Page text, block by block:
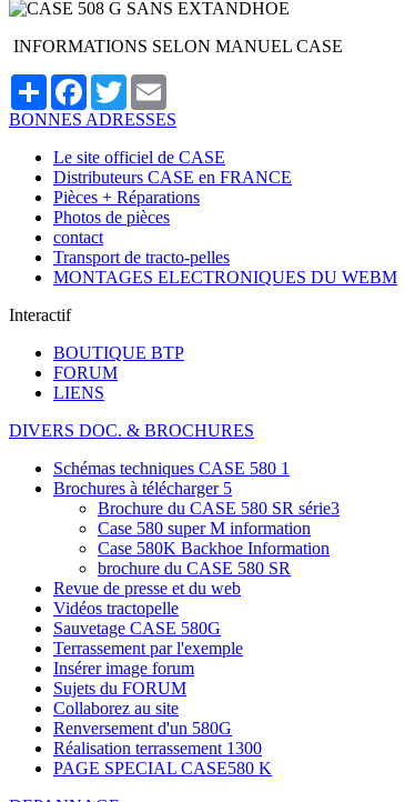
INFORMATIONS SELON MANUEL CASE
PartagerFacebook
Twitter
BONNES ADRESSES
Le site officiel de CASE
Distributeurs CASE en FRANCE
Pièces + Réparations
Photos de pièces
contact
Transport de tracto-pelles
MONTAGES ELECTRONIQUES DU WEBM
Interactif
BOUTIQUE BTP
FORUM
LIENS
DIVERS DOC. & BROCHURES
Schémas techniques CASE 580 1
Brochures à télécharger 5
Brochure du CASE 580 SR série3
Case 580 super M information
Case 580K Backhoe Information
brochure du CASE 580 SR
Revue de presse et du web
Vidéos tractopelle
Sauvetage CASE 580G
Terrassement par l'exemple
Insérer image forum
Sujets du FORUM
Collaborez au site
Renversement d'un 580G
Réalisation terrassement 1300
PAGE SPECIAL CASE580 K